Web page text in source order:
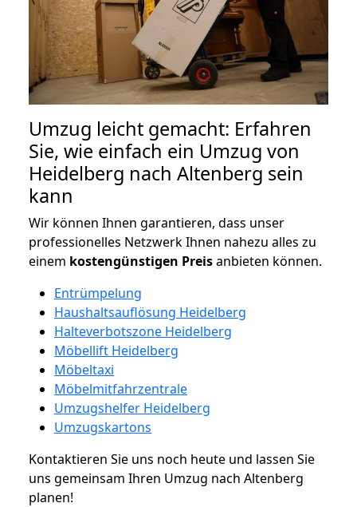
Umzug leicht gemacht: Erfahren
Sie, wie einfach ein Umzug von
Heidelberg nach Altenberg sein
kann
Wir können Ihnen garantieren, dass unser
professionelles Netzwerk Ihnen nahezu alles zu
einem kostengünstigen Preisanbieten können.
Entrümpelung
Haushaltsauflösung Heidelberg
Halteverbotszone Heidelberg
Möbellift Heidelberg
Möbeltaxi
Möbelmitfahrzentrale
Umzugshelfer Heidelberg
Umzugskartons
Kontaktieren Sie uns noch heute und lassen Sie
uns gemeinsam Ihren Umzug nach Altenberg
planen!